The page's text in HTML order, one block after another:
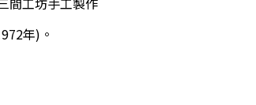
年)。